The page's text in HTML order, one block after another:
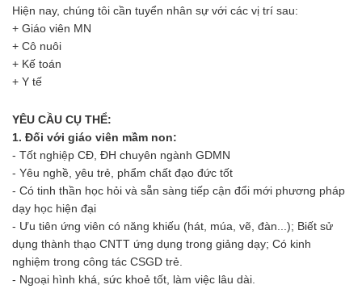
Hiện nay, chúng tôi cần tuyển nhân sự với các vị trí sau:
+ Giáo viên MN
+ Cô nuôi
+ Kế toán
+ Y tế
YÊU CẦU CỤ THỂ:
1. Đối với giáo viên mầm non:
- Tốt nghiệp CĐ, ĐH chuyên ngành GDMN
- Yêu nghề, yêu trẻ, phẩm chất đạo đức tốt
- Có tinh thần học hỏi và sẵn sàng tiếp cận đổi mới phương pháp
dạy học hiện đại
- Ưu tiên ứng viên có năng khiếu (hát, múa, vẽ, đàn...); Biết sử
dụng thành thạo CNTT ứng dụng trong giảng dạy; Có kinh
nghiệm trong công tác CSGD trẻ.
- Ngoại hình khá, sức khoẻ tốt, làm việc lâu dài.